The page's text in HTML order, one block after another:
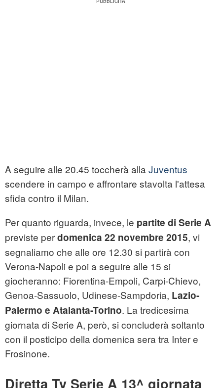
A seguire alle 20.45 toccherà alla Juventus
scendere in campo e affrontare stavolta l'attesa
sfida contro il Milan.
Per quanto riguarda, invece, le partite di Serie A
previste perdomenica 22 novembre 2015, vi
segnaliamo che alle ore 12.30 si partirà con
Verona-Napoli e poi a seguire alle 15 si
giocheranno: Fiorentina-Empoli, Carpi-Chievo,
Genoa-Sassuolo, Udinese-Sampdoria, Lazio-
Palermo e Atalanta-Torino. La tredicesima
giornata di Serie A, però, si concluderà soltanto
con il posticipo della domenica sera tra Inter e
Frosinone.
Diretta Tv Serie A 13^ giornata